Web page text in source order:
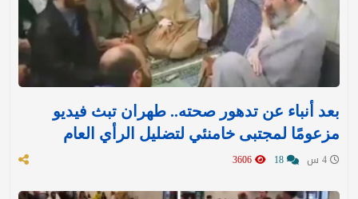
بعد أنباء عن تدهور صحته.. طهران تبث فيديو
مزعومًا لمجتبى خامنئي لتضليل الرأي العام